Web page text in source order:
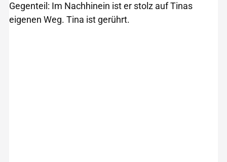
Gegenteil: Im Nachhinein ist er stolz auf Tinas
eigenen Weg. Tina ist gerührt.